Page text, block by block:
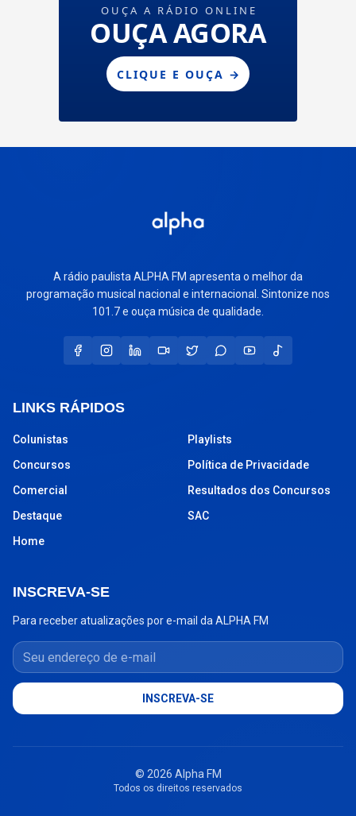
A rádio paulista ALPHA FM apresenta o melhor da
programação musical nacional e internacional. Sintonize nos
101.7 e ouça música de qualidade.
LINKS RÁPIDOS
Colunistas
Concursos
Comercial
Destaque
Home
Playlists
Política de Privacidade
Resultados dos Concursos
SAC
INSCREVA-SE
Para receber atualizações por e-mail da ALPHA FM
Seu endereço de e-mail
INSCREVA-SE
© 2026 Alpha FM
Todos os direitos reservados